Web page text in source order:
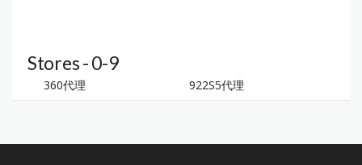
Stores - 0-9
360代理 922S5代理